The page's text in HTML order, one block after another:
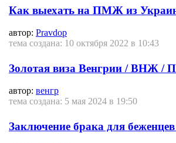
Как выехать на ПМЖ из
автор: Pravdop
тема создана: 10 октября 2022 в 10:43
Золотая виза Венгрии / ВНЖ /
автор: венгр
тема создана: 5 мая 2024 в 19:50
Заключение брака для